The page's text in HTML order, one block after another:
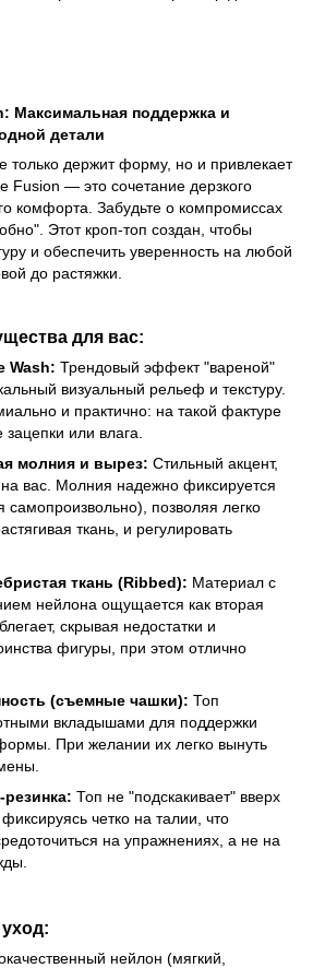
Максимальная поддержка и
детали
только держит форму, но и привлекает
Fusion — это сочетание дерзкого
комфорта. Забудьте о компромиссах
Этот кроп-топ создан, чтобы
и обеспечить уверенность на любой
до растяжки.
для вас:
Wash: Трендовый эффект "вареной"
визуальный рельеф и текстуру.
и практично: на такой фактуре
или влага.
молния и вырез: Стильный акцент,
вас. Молния надежно фиксируется
самопроизвольно), позволяя легко
ткань, и регулировать
ткань (Ribbed): Материал с
нейлона ощущается как вторая
скрывая недостатки и
фигуры, при этом отлично
(съемные чашки): Топ
вкладышами для поддержки
При желании их легко вынуть
Топ не "подскакивает" вверх
четко на талии, что
на упражнениях, а не на
нейлон (мягкий,